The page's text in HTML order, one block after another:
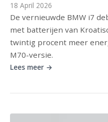
18 April 2026
De vernieuwde BMW i7
met batterijen van
twintig procent meer
M70-versie.
Lees meer →